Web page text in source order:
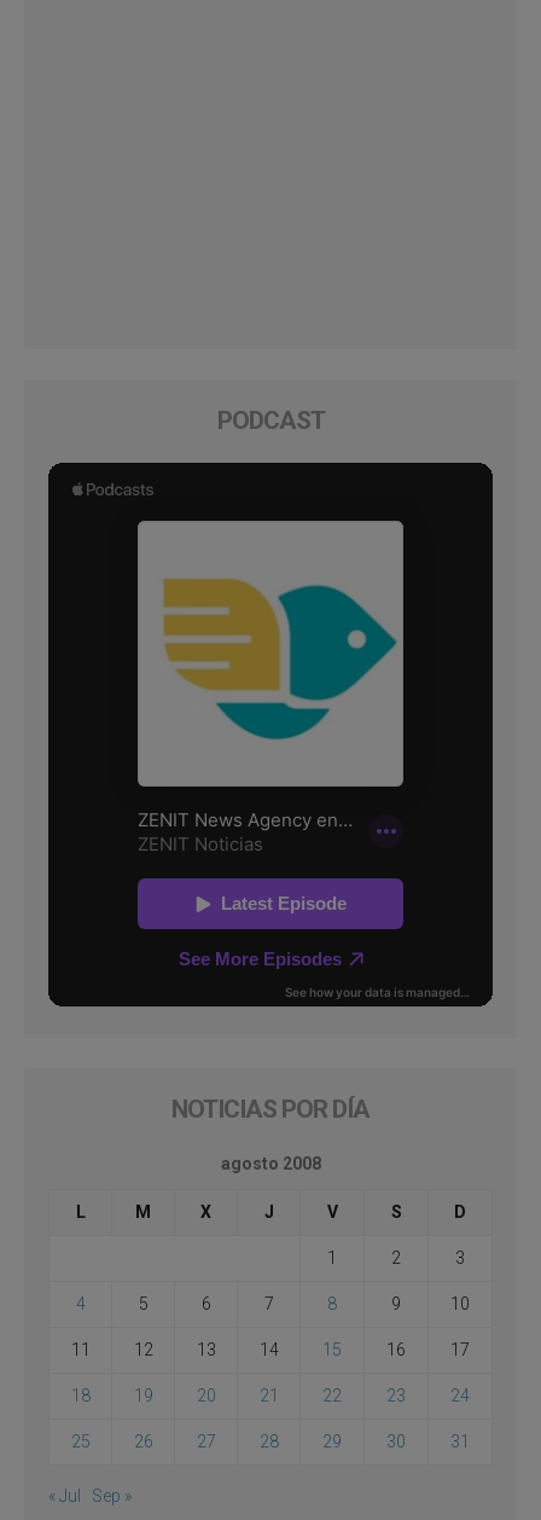
PODCAST
NOTICIAS POR DÍA
agosto 2008
L M X J V S D
1 2 3
4 5 6 7 8 9 10
11 12 13 14 15 16 17
18 19 20 21 22 23 24
25 26 27 28 29 30 31
« Jul Sep »